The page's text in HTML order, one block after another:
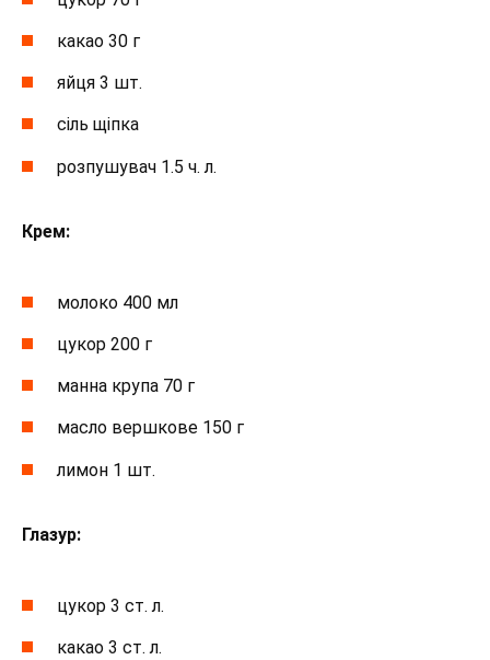
какао 30 г
яйця 3 шт.
сіль щіпка
розпушувач 1.5 ч. л.
Крем:
молоко 400 мл
цукор 200 г
манна крупа 70 г
масло вершкове 150 г
лимон 1 шт.
Глазур:
цукор 3 ст. л.
какао 3 ст. л.